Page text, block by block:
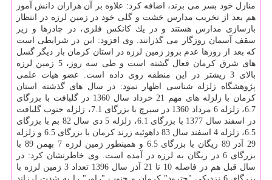
منازل خود بسر می برند، اضافه كرد: علاوه بر آن هزاران دانش آموز
هم بعد از تخریب مدارس خشت و گلی خود در زمین لرزه در انتظار
بازسازی مدارس هستند و در یك كانكس فلزی، در چادرها و زیر
سقف آسمان روزگار می گذرانند. وی افزود: این در شرایطی است
كه بعد از روزها عدم بروز زمین لرزه در استان كرمان بار دیگر گسل
های شرق كرمان فعال گشته است و طی سه روز، 5 زمین لرزه
بالای 3 ریشتر در این منطقه روی داده است. عضو هیات علمی
پژوهشگاه زلزله شناسی اظهار نمود: در سال های گذشته استان
كرمان با زلزله های مهم 21 خرداد سال 1360 در گلبافت با بزرگای
6.7، زلزله 6 مرداد 1360 در سیرچ با بزرگای 7.1، زلزله جنوب گلبافت
در اسفند سال 1377 با بزرگای 6.1، زلزله 5 دی سال 82 بم با بزرگای
6.5، زلزله 4 اسفند سال 83 داهوئیه زرند كرمان با بزرگای 6.5 و زلزله
29 آذر 89 ریگان با بزرگای 6.5 و همینطور زمین لرزه 7 بهمن 89 با
بزرگای 6 در ریگان به لرزه در آمده است. وی خاطرنشان كرد: در
سال قبل هم در فاصله 10 تا 21 آذر سال 1396 تعداد 3 زمین لرزه با
بزرگای 6 نزدیكی "چترود" كرمان و جنوب "راور" را به شدت لرزاند